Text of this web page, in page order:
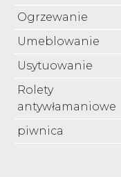
Ogrzewanie
Umeblowanie
Usytuowanie
Rolety
antywłamaniowe
piwnica